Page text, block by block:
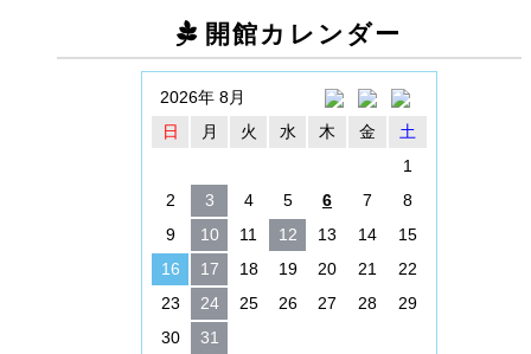
開館カレンダー
2026年 8月
日
月 火 水 木 金
土
1
2
3 4 5 6 7
8
9
10 11 12 13 14
15
16
17 18 19 20 21
22
23
24 25 26 27 28
29
30
31